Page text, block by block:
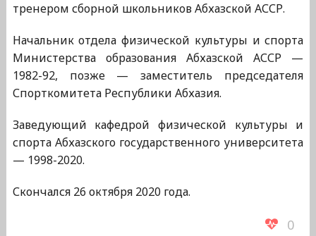
тренером сборной школьников Абхазской АССР.
Начальник отдела физической культуры и спорта
Министерства образования Абхазской АССР —
1982-92, позже — заместитель председателя
Спорткомитета Республики Абхазия.
Заведующий кафедрой физической культуры и
спорта Абхазского государственного университета
— 1998-2020.
Скончался 26 октября 2020 года.
0